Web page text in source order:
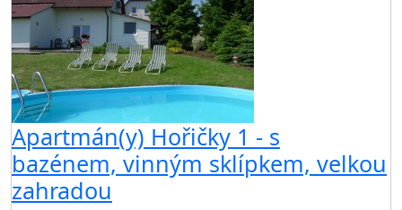
Apartmán(y) Hořičky 1 - s
bazénem, vinným sklípkem, velkou
zahradou